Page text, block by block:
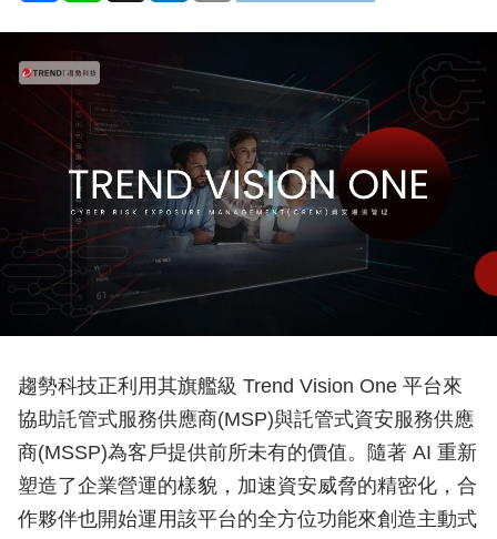
趨勢科技正利用其旗艦級 Trend Vision One 平台來
協助託管式服務供應商(MSP)與託管式資安服務供應
商(MSSP)為客戶提供前所未有的價值。隨著 AI 重新
塑造了企業營運的樣貌，加速資安威脅的精密化，合
作夥伴也開始運用該平台的全方位功能來創造主動式